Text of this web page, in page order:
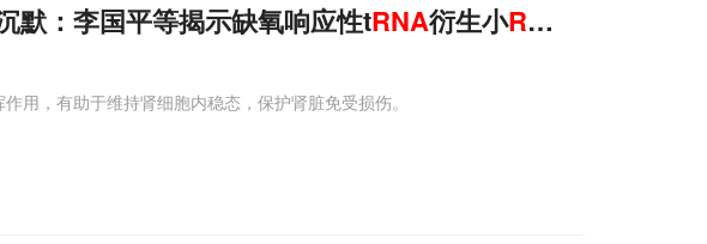
默：李国平等揭示缺氧响应性tRNA衍生小RNA
作用，有助于维持肾细胞内稳态，保护肾脏免受损伤。